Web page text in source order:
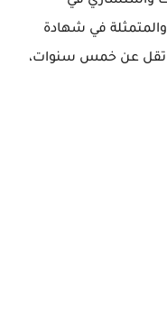
في شهادة
تقل عن خمس سنوات،